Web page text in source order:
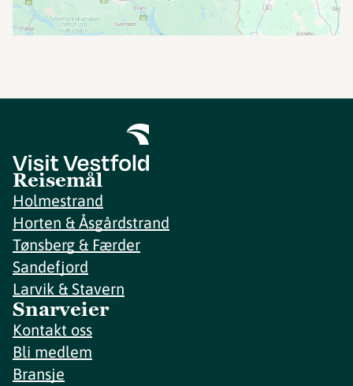
Reisemål
Holmestrand
Horten & Åsgårdstrand
Tønsberg & Færder
Sandefjord
Larvik & Stavern
Snarveier
Kontakt oss
Bli medlem
Bransje